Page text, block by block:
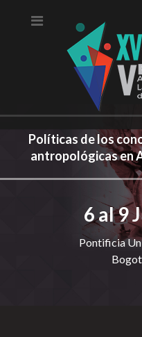
Políticas de los
antropológicas en
6 al 9
Pontificia